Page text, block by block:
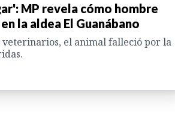
MP revela cómo hombre
la aldea El Guanábano
veterinarios, el animal falleció por la